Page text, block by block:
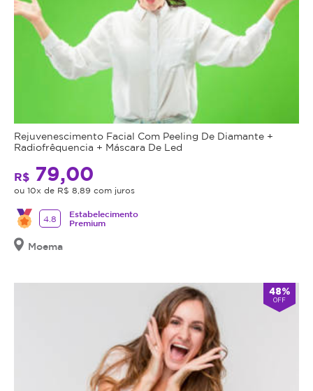
Rejuvenescimento Facial Com Peeling De Diamante +
Radiofrêquencia + Máscara De Led
R$ 79,00
ou 10x de R$ 8,89 com juros
4.8
Estabelecimento
Premium
Moema
48%
OFF